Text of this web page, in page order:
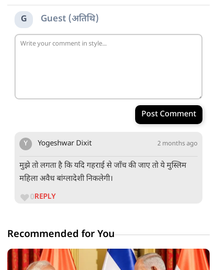
G Guest (अतिथि)
Post Comment
Y Yogeshwar Dixit 2 months ago
मुझे तो लगता है कि यदि गहराई से जाँच की जाए तो ये मुस्लिम
महिला अवैध बांग्लादेशी निकलेगी।
0REPLY
Recommended for You